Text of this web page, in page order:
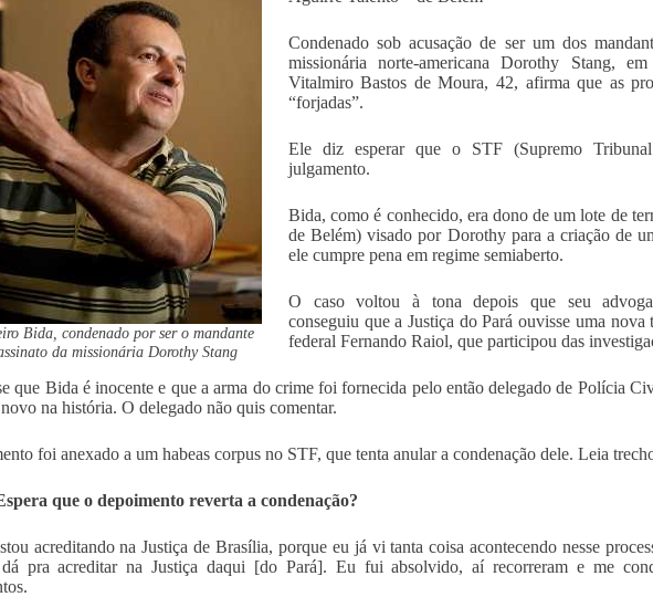
Bida, condenado por ser o mandante
da missionária Dorothy Stang
Condenado sob acusação de ser um dos
missionária norte-americana Dorothy Stang,
Vitalmiro Bastos de Moura, 42, afirma que as
“forjadas”.
Ele diz esperar que o STF (Supremo
julgamento.
Bida, como é conhecido, era dono de um lote de
de Belém) visado por Dorothy para a criação de
ele cumpre pena em regime semiaberto.
O caso voltou à tona depois que seu
conseguiu que a Justiça do Pará ouvisse uma nova
federal Fernando Raiol, que participou das
que Bida é inocente e que a arma do crime foi fornecida pelo então delegado de Polícia
na história. O delegado não quis comentar.
foi anexado a um habeas corpus no STF, que tenta anular a condenação dele. Leia
que o depoimento reverta a condenação?
acreditando na Justiça de Brasília, porque eu já vi tanta coisa acontecendo nesse
pra acreditar na Justiça daqui [do Pará]. Eu fui absolvido, aí recorreram e me